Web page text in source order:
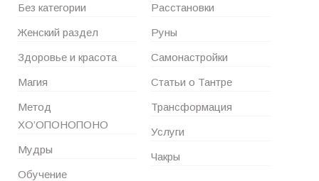
Без категории
Женский раздел
Здоровье и красота
Магия
Метод
ХО’ОПОНОПОНО
Мудры
Обучение
Расстановки
Руны
Самонастройки
Статьи о Тантре
Трансформация
Услуги
Чакры